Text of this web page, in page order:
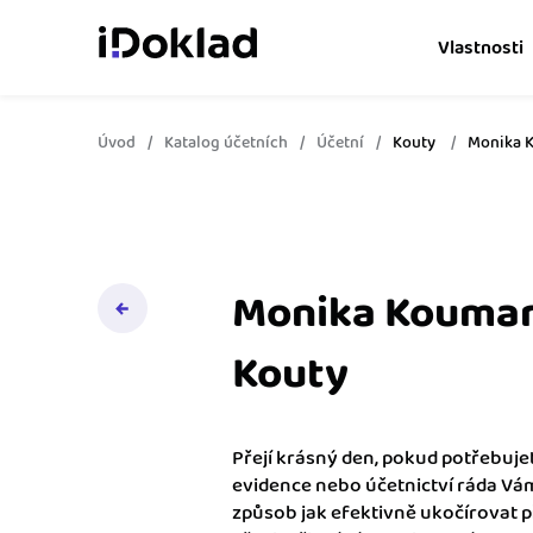
Vlastnosti
Online fakturace
obchodními kontakty.
Spolupráce s účetní
Dejte účetní to, co
přístup k vašim
Úvod Katalog účetních Účetní Kouty Monika
Monika
Kouty
Přejí krásný den, pokud
evidence nebo účetnictví ráda
způsob jak efektivně ukočírovat